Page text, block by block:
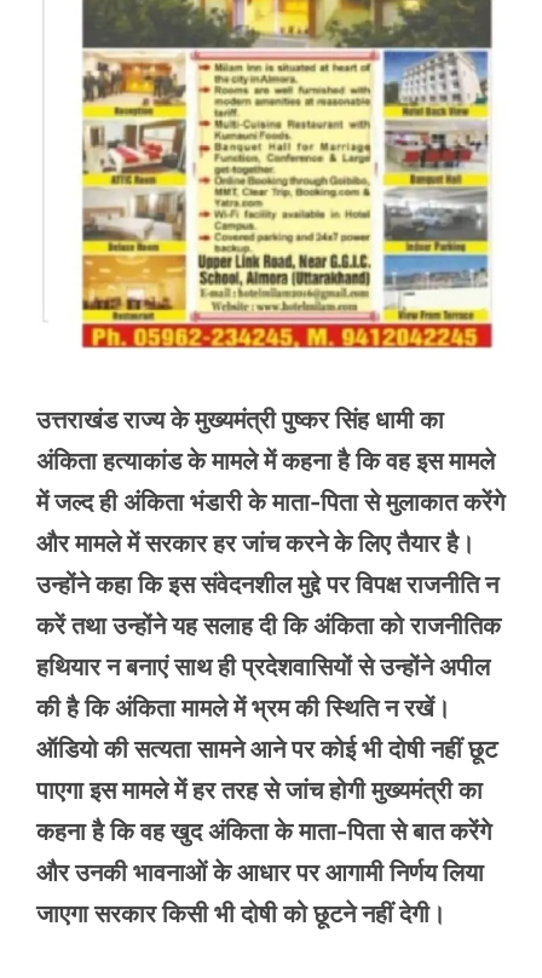
उत्तराखंड राज्य के मुख्यमंत्री पुष्कर सिंह धामी का
अंकिता हत्याकांड के मामले में कहना है कि वह इस मामले
में जल्द ही अंकिता भंडारी के माता-पिता से मुलाकात करेंगे
और मामले में सरकार हर जांच करने के लिए तैयार है।
उन्होंने कहा कि इस संवेदनशील मुद्दे पर विपक्ष राजनीति न
करें तथा उन्होंने यह सलाह दी कि अंकिता को राजनीतिक
हथियार न बनाएं साथ ही प्रदेशवासियों से उन्होंने अपील
की है कि अंकिता मामले में भ्रम की स्थिति न रखें।
ऑडियो की सत्यता सामने आने पर कोई भी दोषी नहीं छूट
पाएगा इस मामले में हर तरह से जांच होगी मुख्यमंत्री का
कहना है कि वह खुद अंकिता के माता-पिता से बात करेंगे
और उनकी भावनाओं के आधार पर आगामी निर्णय लिया
जाएगा सरकार किसी भी दोषी को छूटने नहीं देगी।